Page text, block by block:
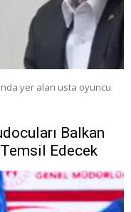
yer alan usta oyuncu
Balkan
Temsil Edecek